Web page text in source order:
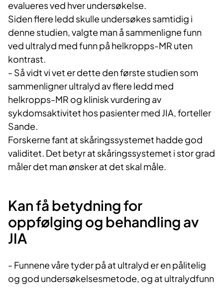
evalueres ved hver undersøkelse.
Siden flere ledd skulle undersøkes samtidig i
denne studien, valgte man å sammenligne funn
ved ultralyd med funn på helkropps-MR uten
kontrast.
- Så vidt vi vet er dette den første studien som
sammenligner ultralyd av flere ledd med
helkropps-MR og klinisk vurdering av
sykdomsaktivitet hos pasienter med JIA, forteller
Sande.
Forskerne fant at skåringssystemet hadde god
validitet. Det betyr at skåringssystemet i stor grad
måler det man ønsker at det skal måle.
Kan få betydning for
oppfølging og behandling av
JIA
- Funnene våre tyder på at ultralyd er en pålitelig
og god undersøkelsesmetode, og at ultralydfunn